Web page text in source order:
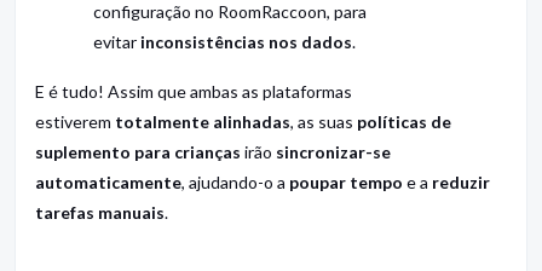
configuração no RoomRaccoon, para
evitar inconsistências nos dados.
E é tudo! Assim que ambas as plataformas
estiverem totalmente alinhadas, as suas políticas de
suplemento para crianças irão sincronizar-se
automaticamente, ajudando-o a poupar tempo e a reduzir
tarefas manuais.